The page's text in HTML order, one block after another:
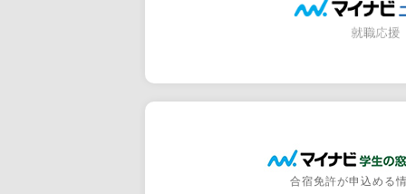
合宿免許が申込める